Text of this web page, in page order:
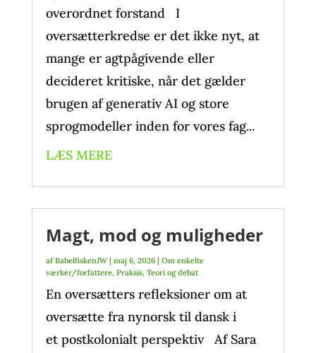
overordnet forstand I
oversætterkredse er det ikke nyt, at
mange er agtpågivende eller
decideret kritiske, når det gælder
brugen af generativ AI og store
sprogmodeller inden for vores fag...
LÆS MERE
Magt, mod og muligheder
afBabelfiskenJW| maj 6, 2026| Om enkelte
værker/forfattere, Praksis, Teori og debat
En oversætters refleksioner om at
oversætte fra nynorsk til dansk i
et postkolonialt perspektiv Af Sara